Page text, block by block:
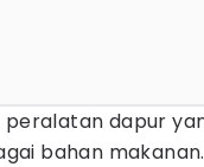
dapur
bahan